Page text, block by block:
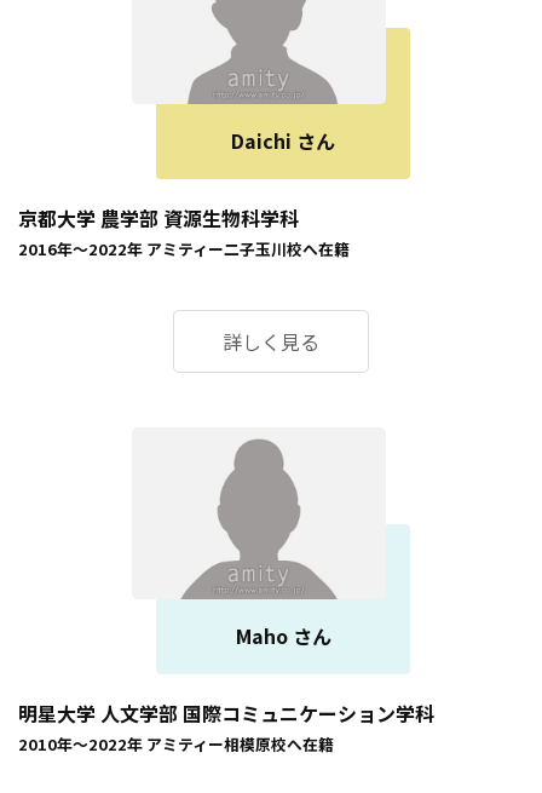
Daichi さん
京都大学 農学部 資源生物科学科
2016年～2022年 アミティー二子玉川校へ在籍
詳しく見る
Maho さん
明星大学 人文学部 国際コミュニケーション学科
2010年～2022年 アミティー相模原校へ在籍